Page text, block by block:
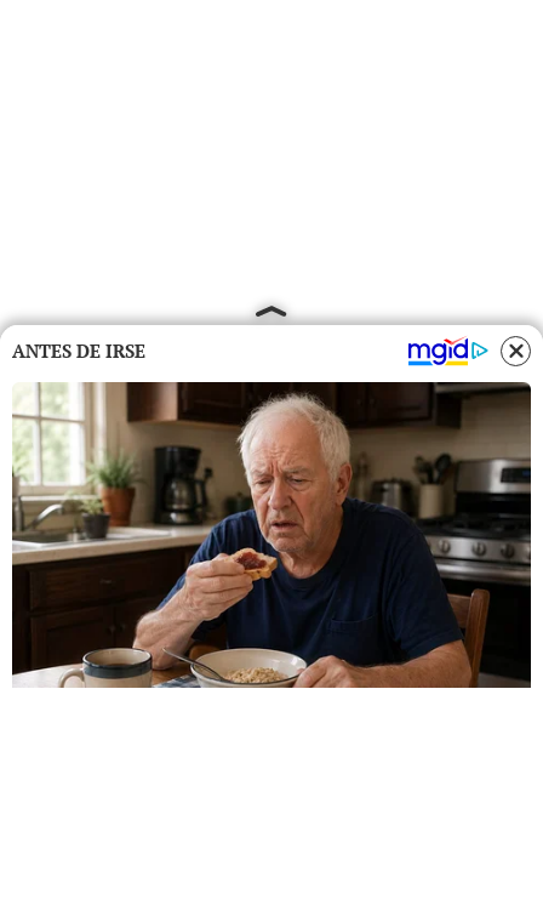
ANTES DE IRSE